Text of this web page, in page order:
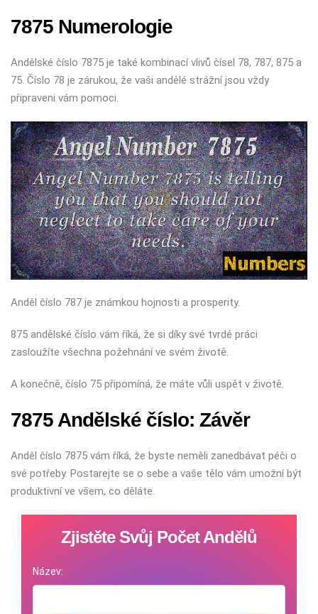
7875 Numerologie
Andělské číslo 7875 je také kombinací vlivů čísel 78, 787, 875 a
75. Číslo 78 je zárukou, že vaši andělé strážní jsou vždy
připraveni vám pomoci.
Anděl číslo 787 je známkou hojnosti a prosperity.
875 andělské číslo vám říká, že si díky své tvrdé práci
zasloužíte všechna požehnání ve svém životě.
A konečně, číslo 75 připomíná, že máte vůli uspět v životě.
7875 Andělské číslo: Závěr
Anděl číslo 7875 vám říká, že byste neměli zanedbávat péči o
své potřeby. Postarejte se o sebe a vaše tělo vám umožní být
produktivní ve všem, co děláte.
Zjistěte Svůj Počet Andělů
Název: